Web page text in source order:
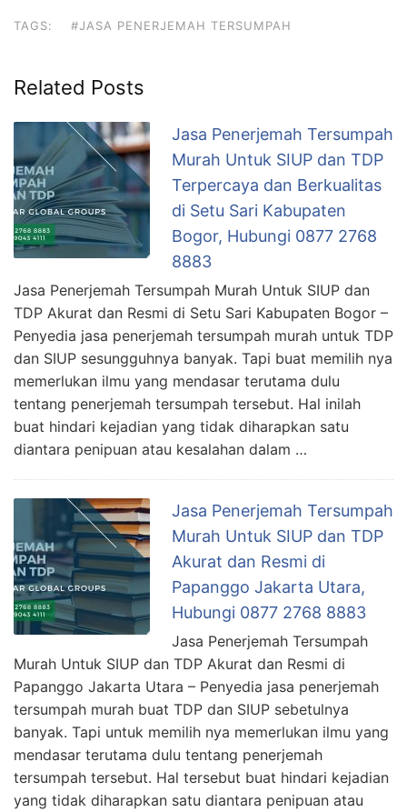
TAGS: #JASA PENERJEMAH TERSUMPAH
Related Posts
Jasa Penerjemah Tersumpah
Murah Untuk SIUP dan TDP
Terpercaya dan Berkualitas
di Setu Sari Kabupaten
Bogor, Hubungi 0877 2768
8883
Jasa Penerjemah Tersumpah Murah Untuk SIUP dan
TDP Akurat dan Resmi di Setu Sari Kabupaten Bogor –
Penyedia jasa penerjemah tersumpah murah untuk TDP
dan SIUP sesungguhnya banyak. Tapi buat memilih nya
memerlukan ilmu yang mendasar terutama dulu
tentang penerjemah tersumpah tersebut. Hal inilah
buat hindari kejadian yang tidak diharapkan satu
diantara penipuan atau kesalahan dalam …
Jasa Penerjemah Tersumpah
Murah Untuk SIUP dan TDP
Akurat dan Resmi di
Papanggo Jakarta Utara,
Hubungi 0877 2768 8883
Jasa Penerjemah Tersumpah
Murah Untuk SIUP dan TDP Akurat dan Resmi di
Papanggo Jakarta Utara – Penyedia jasa penerjemah
tersumpah murah buat TDP dan SIUP sebetulnya
banyak. Tapi untuk memilih nya memerlukan ilmu yang
mendasar terutama dulu tentang penerjemah
tersumpah tersebut. Hal tersebut buat hindari kejadian
yang tidak diharapkan satu diantara penipuan atau